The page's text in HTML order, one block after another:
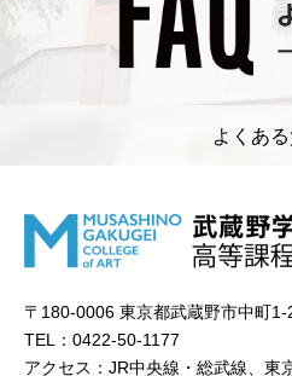
よくあ
〒180-0006 東京都武蔵野市中町1-
TEL：0422-50-1177
アクセス：JR中央線・総武線、東